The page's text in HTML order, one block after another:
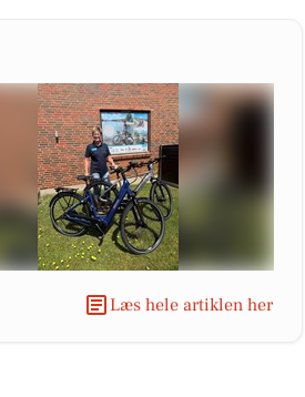
Læs hele artiklen her